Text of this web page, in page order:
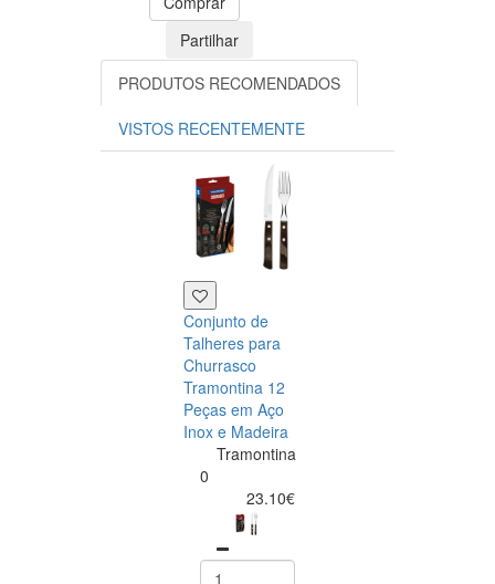
Partilhar
PRODUTOS RECOMENDADOS
VISTOS RECENTEMENTE
Conjunto de
Talheres para
Churrasco
Tramontina 12
Peças em Aço
Inox e Madeira
Tramontina
0
23.10€